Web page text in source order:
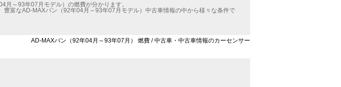
～93年07月モデル）の燃費が分かります。
富なAD-MAXバン（92年04月～93年07月モデル）中古車情報の中から様々な条件で
AD-MAXバン（92年04月～93年07月） 燃費 / 中古車・中古車情報のカーセンサー